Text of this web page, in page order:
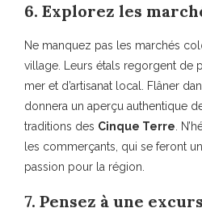
6. Explorez les
Ne manquez pas les marchés
village. Leurs étals regorgent de
mer et d’artisanat local. Flâner
donnera un aperçu authentique
traditions des Cinque Terre.
les commerçants, qui se feront
passion pour la région.
7. Pensez à une